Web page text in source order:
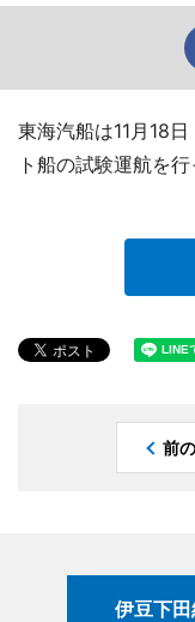
東海汽船は11月18
ト船の試験運航を行
前
伊豆下